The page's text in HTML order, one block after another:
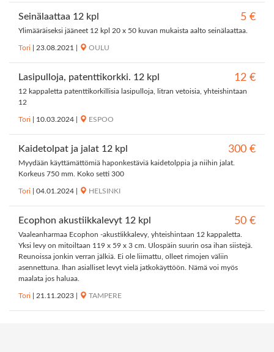
Seinälaattaa 12 kpl 5 €
Ylimääräiseksi jääneet 12 kpl 20 x 50 kuvan mukaista aalto seinälaattaa.
Tori 23.08.2021 OULU
Lasipulloja, patenttikorkki. 12 kpl 12 €
12 kappaletta patenttikorkillisia lasipulloja, litran vetoisia, yhteishintaan
12
Tori 10.03.2024 ESPOO
Kaidetolpat ja jalat 12 kpl 300 €
Myydään käyttämättömiä haponkestäviä kaidetolppia ja niihin jalat.
Korkeus 750 mm. Koko setti 300
Tori 04.01.2024 HELSINKI
Ecophon akustiikkalevyt 12 kpl 50 €
Vaaleanharmaa Ecophon -akustiikkalevy, yhteishintaan 12 kappaletta.
Yksi levy on mitoiltaan 119 x 59 x 3 cm. Ulospäin suurin osa ihan siistejä.
Reunoissa jonkin verran jälkiä. Ei ole liimattu, olleet rimojen väliin
asennettuna. Ihan asialliset levyt vielä jatkokäyttöön. Nämä voi myös
maalata jos haluaa.
Tori 21.11.2023 TAMPERE